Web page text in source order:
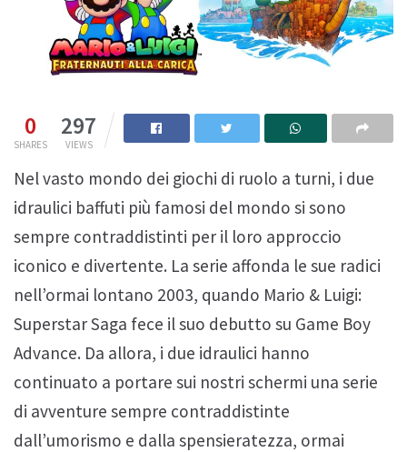
0
SHARES
297
VIEWS
Nel vasto mondo dei giochi di ruolo a turni, i due
idraulici baffuti più famosi del mondo si sono
sempre contraddistinti per il loro approccio
iconico e divertente. La serie affonda le sue radici
nell’ormai lontano 2003, quando Mario & Luigi:
Superstar Saga fece il suo debutto su Game Boy
Advance. Da allora, i due idraulici hanno
continuato a portare sui nostri schermi una serie
di avventure sempre contraddistinte
dall’umorismo e dalla spensieratezza, ormai